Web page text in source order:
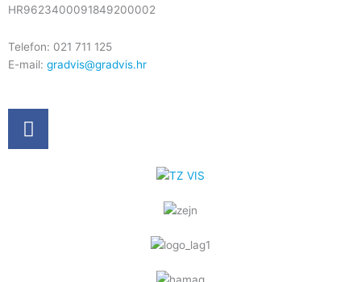
HR9623400091849200002
Telefon: 021 711 125
E-mail: gradvis@gradvis.hr
F
a